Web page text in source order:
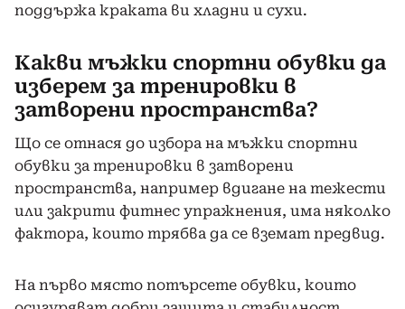
поддържа краката ви хладни и сухи.
Какви мъжки спортни обувки да
изберем за тренировки в
затворени пространства?
Що се отнася до избора на мъжки спортни
обувки за тренировки в затворени
пространства, например вдигане на тежести
или закрити фитнес упражнения, има няколко
фактора, които трябва да се вземат предвид.
На първо място потърсете обувки, които